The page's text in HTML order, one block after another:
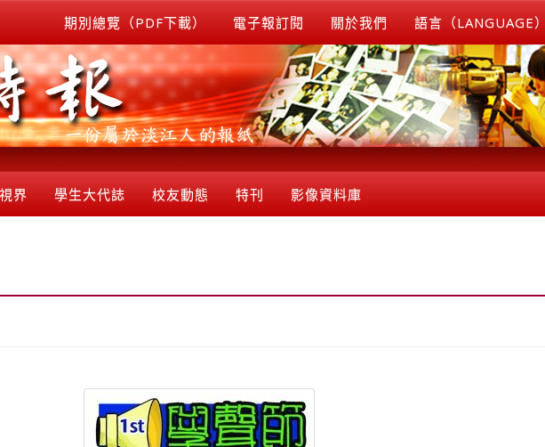
期別總覽（PDF下載） 電子報訂閱 關於我們 語言（LANGUAGE）
界 學生大代誌 校友動態 特刊 影像資料庫